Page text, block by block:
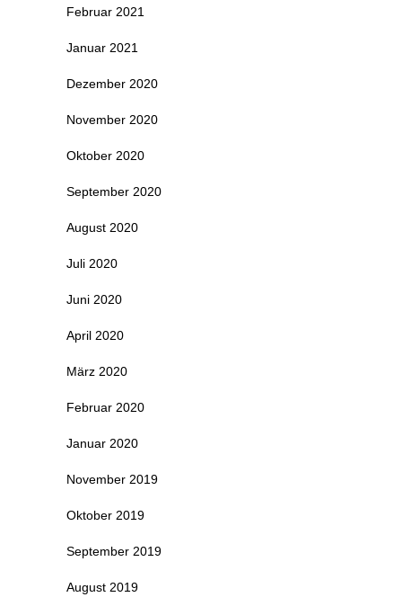
Februar 2021
Januar 2021
Dezember 2020
November 2020
Oktober 2020
September 2020
August 2020
Juli 2020
Juni 2020
April 2020
März 2020
Februar 2020
Januar 2020
November 2019
Oktober 2019
September 2019
August 2019